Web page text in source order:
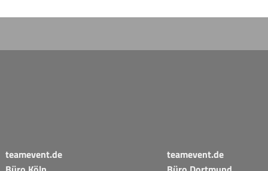
teamevent.de
teamevent.de